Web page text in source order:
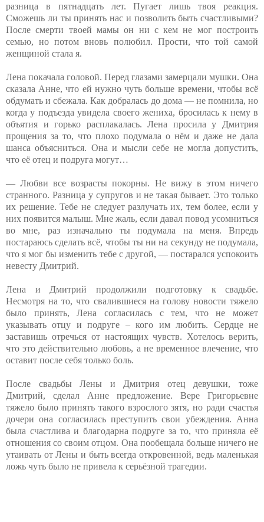
разница в пятнадцать лет. Пугает лишь твоя реакция.
Сможешь ли ты принять нас и позволить быть счастливыми?
После смерти твоей мамы он ни с кем не мог построить
семью, но потом вновь полюбил. Прости, что той самой
женщиной стала я.
Лена покачала головой. Перед глазами замерцали мушки. Она
сказала Анне, что ей нужно чуть больше времени, чтобы всё
обдумать и сбежала. Как добралась до дома — не помнила, но
когда у подъезда увидела своего жениха, бросилась к нему в
объятия и горько расплакалась. Лена просила у Дмитрия
прощения за то, что плохо подумала о нём и даже не дала
шанса объясниться. Она и мысли себе не могла допустить,
что её отец и подруга могут…
— Любви все возрасты покорны. Не вижу в этом ничего
странного. Разница у супругов и не такая бывает. Это только
их решение. Тебе не следует разлучать их, тем более, если у
них появится малыш. Мне жаль, если давал повод усомниться
во мне, раз изначально ты подумала на меня. Впредь
постараюсь сделать всё, чтобы ты ни на секунду не подумала,
что я мог бы изменить тебе с другой, — постарался успокоить
невесту Дмитрий.
Лена и Дмитрий продолжили подготовку к свадьбе.
Несмотря на то, что свалившиеся на голову новости тяжело
было принять, Лена согласилась с тем, что не может
указывать отцу и подруге – кого им любить. Сердце не
заставишь отречься от настоящих чувств. Хотелось верить,
что это действительно любовь, а не временное влечение, что
оставит после себя только боль.
После свадьбы Лены и Дмитрия отец девушки, тоже
Дмитрий, сделал Анне предложение. Вере Григорьевне
тяжело было принять такого взрослого зятя, но ради счастья
дочери она согласилась преступить свои убеждения. Анна
была счастлива и благодарна подруге за то, что приняла её
отношения со своим отцом. Она пообещала больше ничего не
утаивать от Лены и быть всегда откровенной, ведь маленькая
ложь чуть было не привела к серьёзной трагедии.